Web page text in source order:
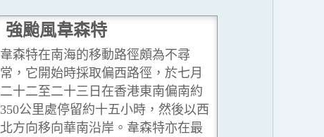
強颱風韋森特
韋森特在南海的移動路徑頗為不尋
常，它開始時採取偏西路徑，於七月
二十二至二十三日在香港東南偏南約
350公里處停留約十五小時，然後以西
北方向移向華南沿岸。韋森特亦在最